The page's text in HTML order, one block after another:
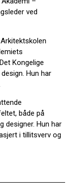
ved
Kongelige
Hun har
både på
designer. Hun har
i tillitsverv og